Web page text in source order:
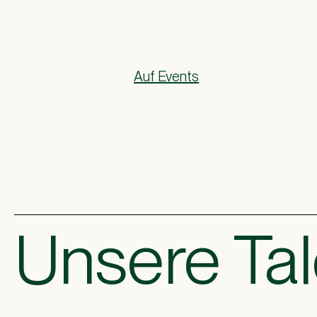
Auf Events
Unsere